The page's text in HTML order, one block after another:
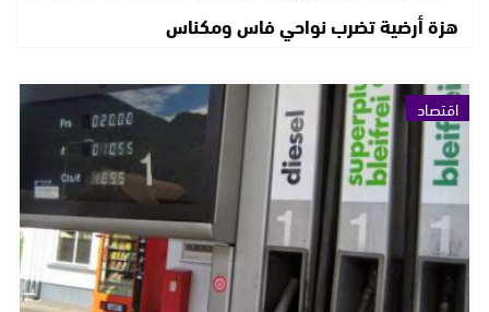
هزة أرضية تضرب نواحي فاس ومكناس
اقتصاد